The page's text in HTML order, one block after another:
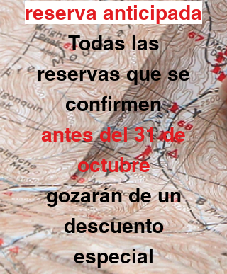
reserva anticipada
Todas las
reservas que se
confirmen
antes del 31 de
octubre
gozarán de un
descuento
especial